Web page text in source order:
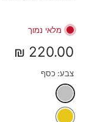
מלאי נמוך
220.00 ₪
צבע: כסף